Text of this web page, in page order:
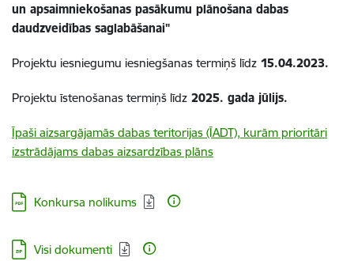
un apsaimniekošanas pasākumu plānošana dabas
daudzveidības saglabāšanai"
Projektu iesniegumu iesniegšanas termiņš līdz 15.04.2023.
Projektu īstenošanas termiņš līdz 2025. gada jūlijs.
Īpaši aizsargājamās dabas teritorijas (ĪADT), kurām prioritāri
izstrādājams dabas aizsardzības plāns
Lejupielādēt:
Konkursa nolikums
Lejupielādēt:
Visi dokumenti